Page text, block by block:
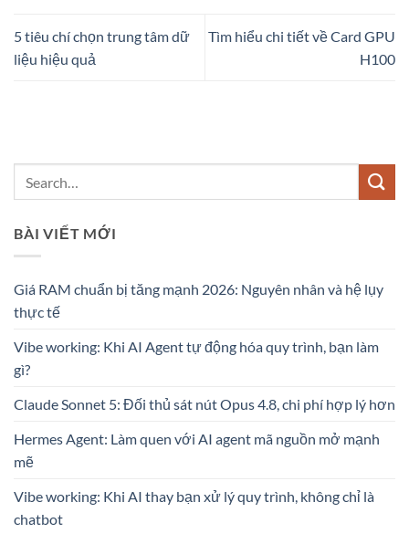
5 tiêu chí chọn trung tâm dữ
liệu hiệu quả
Tìm hiểu chi tiết về Card GPU
H100
BÀI VIẾT MỚI
Giá RAM chuẩn bị tăng mạnh 2026: Nguyên nhân và hệ lụy
thực tế
Vibe working: Khi AI Agent tự động hóa quy trình, bạn làm
gì?
Claude Sonnet 5: Đối thủ sát nút Opus 4.8, chi phí hợp lý hơn
Hermes Agent: Làm quen với AI agent mã nguồn mở mạnh
mẽ
Vibe working: Khi AI thay bạn xử lý quy trình, không chỉ là
chatbot